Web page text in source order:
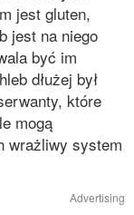
jest gluten,
jest na niego
być im
dłużej był
które
mogą
wrażliwy system
Advertising